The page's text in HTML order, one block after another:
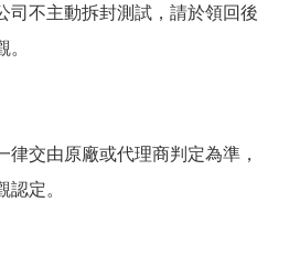
司不主動拆封測試，請於領回後
律交由原廠或代理商判定為準，
定。